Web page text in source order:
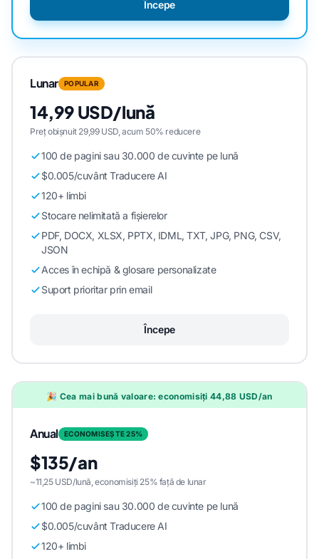
Începe
Lunar POPULAR
14,99 USD/lună
Preț obișnuit 29,99 USD, acum 50% reducere
100 de pagini sau 30.000 de cuvinte pe lună
$0.005/cuvânt Traducere AI
120+ limbi
Stocare nelimitată a fișierelor
PDF, DOCX, XLSX, PPTX, IDML, TXT, JPG, PNG, CSV,
JSON
Acces în echipă & glosare personalizate
Suport prioritar prin email
Începe
🎉 Cea mai bună valoare: economisiți 44,88 USD/an
Anual ECONOMISEȘTE 25%
$135/an
~11,25 USD/lună, economisiți 25% față de lunar
100 de pagini sau 30.000 de cuvinte pe lună
$0.005/cuvânt Traducere AI
120+ limbi